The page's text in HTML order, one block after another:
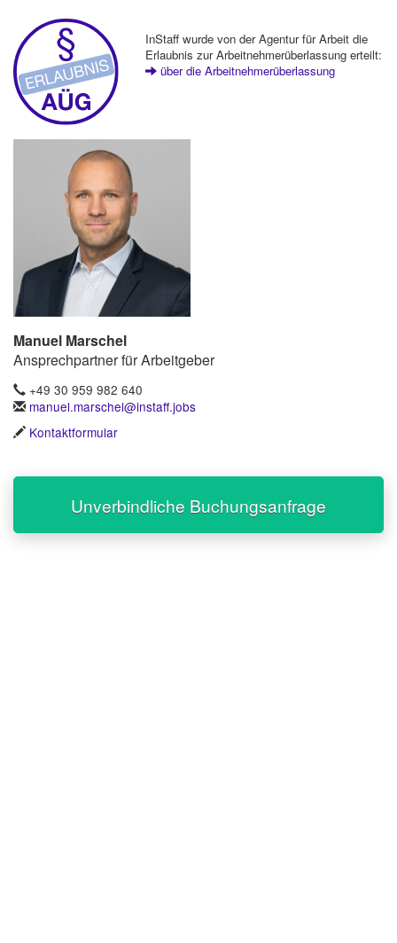
InStaff wurde von der Agentur für Arbeit die
Erlaubnis zur Arbeitnehmerüberlassung erteilt:
über die Arbeitnehmerüberlassung
Manuel Marschel
Ansprechpartner für Arbeitgeber
+49 30 959 982 640
manuel.marschel@instaff.jobs
Kontaktformular
Unverbindliche Buchungsanfrage